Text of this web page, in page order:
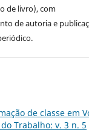
de livro), com
de autoria e
de classe em
Trabalho: v. 3 n. 5